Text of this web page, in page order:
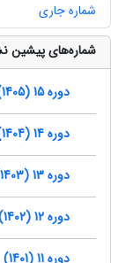
شماره جاری
شماره‌های پیشین
دوره 15 (1405)
دوره 14 (1404)
دوره 13 (1403)
دوره 12 (1402)
دوره 11 (1401)